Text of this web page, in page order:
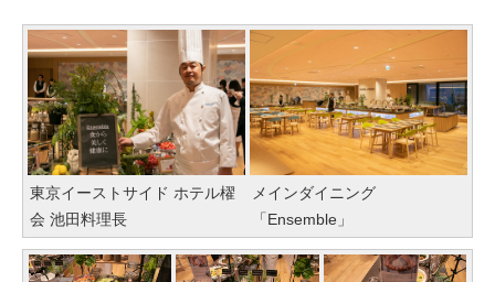
東京イーストサイド ホテル櫂
会 池田料理長
メインダイニング
「Ensemble」